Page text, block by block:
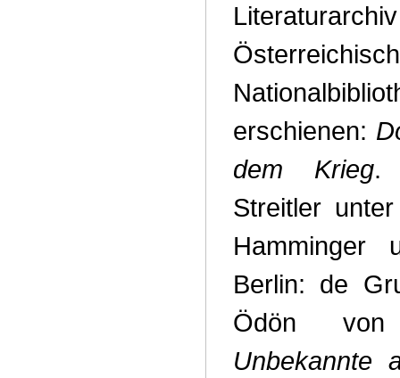
erschienen:
dem Krieg.
Streitler
Hamminger
Berlin: de
Ödön
Unbekannte